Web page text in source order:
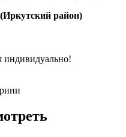
район)
индивидуально!